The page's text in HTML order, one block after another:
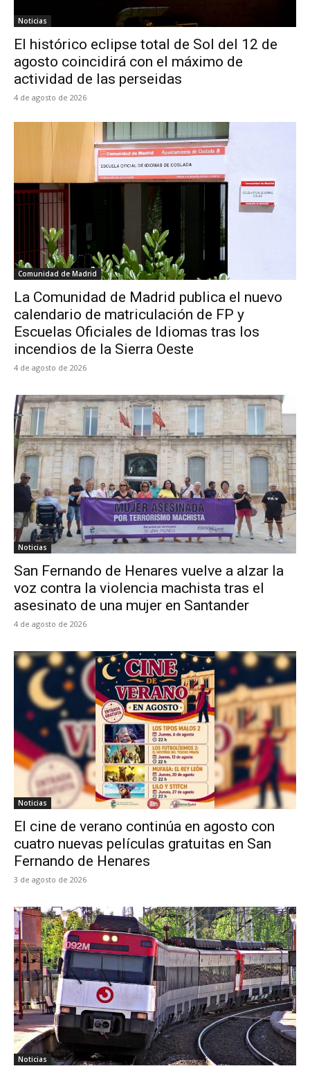
Noticias
El histórico eclipse total de Sol del 12 de
agosto coincidirá con el máximo de
actividad de las perseidas
4 de agosto de 2026
Comunidad de Madrid
La Comunidad de Madrid publica el nuevo
calendario de matriculación de FP y
Escuelas Oficiales de Idiomas tras los
incendios de la Sierra Oeste
4 de agosto de 2026
Noticias
San Fernando de Henares vuelve a alzar la
voz contra la violencia machista tras el
asesinato de una mujer en Santander
4 de agosto de 2026
Noticias
El cine de verano continúa en agosto con
cuatro nuevas películas gratuitas en San
Fernando de Henares
3 de agosto de 2026
Noticias